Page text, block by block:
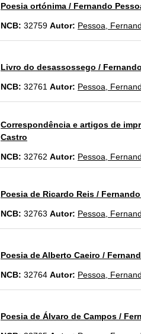
Poesia ortónima / Fernando
NCB: 32759 Autor: Pessoa,
Livro do desassossego /
NCB: 32761 Autor: Pessoa,
Correspondência e artigos de
Castro
NCB: 32762 Autor: Pessoa,
Poesia de Ricardo Reis /
NCB: 32763 Autor: Pessoa,
Poesia de Alberto Caeiro /
NCB: 32764 Autor: Pessoa,
Poesia de Álvaro de Campos /